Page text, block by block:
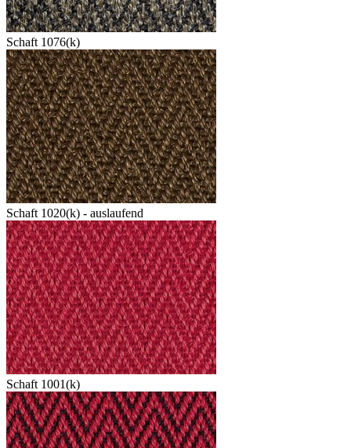
Schaft 1076(k)
Schaft 1020(k) - auslaufend
Schaft 1001(k)